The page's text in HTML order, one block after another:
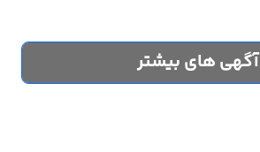
آگهی های بیشتر